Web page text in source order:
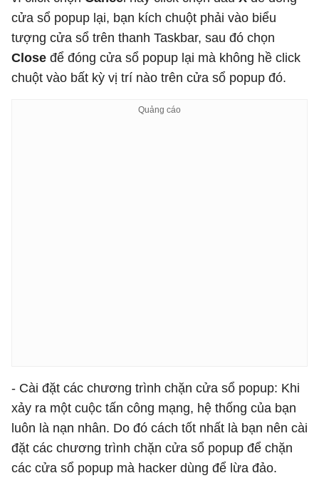
cửa sổ popup lại, bạn kích chuột phải vào biểu
tượng cửa sổ trên thanh Taskbar, sau đó chọn
Close để đóng cửa sổ popup lại mà không hề click
chuột vào bất kỳ vị trí nào trên cửa sổ popup đó.
- Cài đặt các chương trình chặn cửa sổ popup: Khi
xảy ra một cuộc tấn công mạng, hệ thống của bạn
luôn là nạn nhân. Do đó cách tốt nhất là bạn nên cài
đặt các chương trình chặn cửa sổ popup để chặn
các cửa sổ popup mà hacker dùng để lừa đảo.